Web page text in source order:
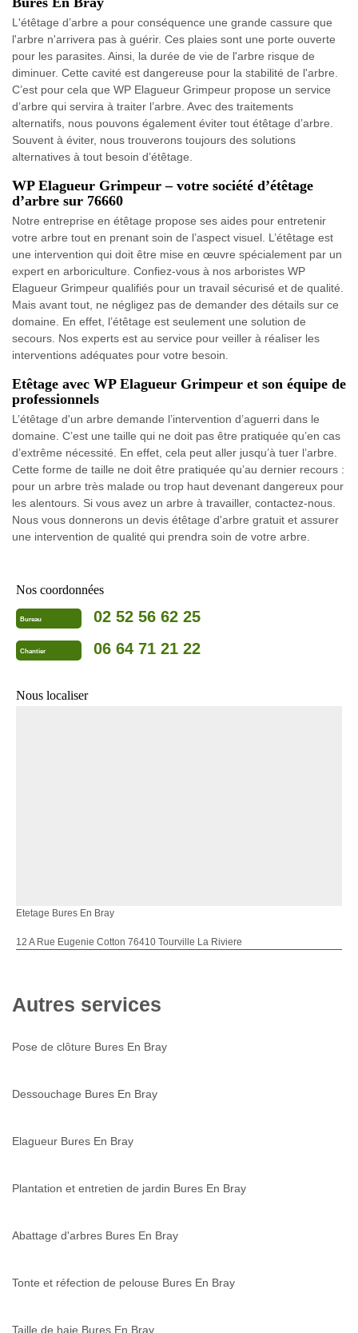
L'étêtage d’arbre a pour conséquence une grande cassure que
l'arbre n'arrivera pas à guérir. Ces plaies sont une porte ouverte
pour les parasites. Ainsi, la durée de vie de l'arbre risque de
diminuer. Cette cavité est dangereuse pour la stabilité de l'arbre.
C’est pour cela que WP Elagueur Grimpeur propose un service
d’arbre qui servira à traiter l’arbre. Avec des traitements
alternatifs, nous pouvons également éviter tout étêtage d’arbre.
Souvent à éviter, nous trouverons toujours des solutions
alternatives à tout besoin d’étêtage.
WP Elagueur Grimpeur – votre société d’étêtage
d’arbre sur 76660
Notre entreprise en étêtage propose ses aides pour entretenir
votre arbre tout en prenant soin de l’aspect visuel. L’étêtage est
une intervention qui doit être mise en œuvre spécialement par un
expert en arboriculture. Confiez-vous à nos arboristes WP
Elagueur Grimpeur qualifiés pour un travail sécurisé et de qualité.
Mais avant tout, ne négligez pas de demander des détails sur ce
domaine. En effet, l’étêtage est seulement une solution de
secours. Nos experts est au service pour veiller à réaliser les
interventions adéquates pour votre besoin.
Etêtage avec WP Elagueur Grimpeur et son équipe de
professionnels
L’étêtage d'un arbre demande l’intervention d’aguerri dans le
domaine. C’est une taille qui ne doit pas être pratiquée qu’en cas
d’extrême nécessité. En effet, cela peut aller jusqu’à tuer l’arbre.
Cette forme de taille ne doit être pratiquée qu’au dernier recours :
pour un arbre très malade ou trop haut devenant dangereux pour
les alentours. Si vous avez un arbre à travailler, contactez-nous.
Nous vous donnerons un devis étêtage d'arbre gratuit et assurer
une intervention de qualité qui prendra soin de votre arbre.
Nos coordonnées
Bureau 02 52 56 62 25
Chantier 06 64 71 21 22
Nous localiser
Etetage Bures En Bray
12 A Rue Eugenie Cotton 76410 Tourville La Riviere
Autres services
Pose de clôture Bures En Bray
Dessouchage Bures En Bray
Elagueur Bures En Bray
Plantation et entretien de jardin Bures En Bray
Abattage d'arbres Bures En Bray
Tonte et réfection de pelouse Bures En Bray
Taille de haie Bures En Bray